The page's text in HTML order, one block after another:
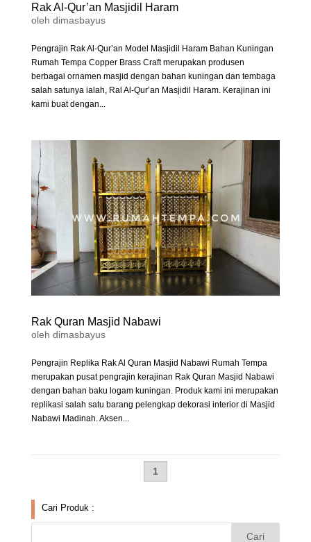
Rak Al-Qur’an Masjidil Haram
oleh dimasbayus
Pengrajin Rak Al-Qur’an Model Masjidil Haram Bahan Kuningan
Rumah Tempa Copper Brass Craft merupakan produsen
berbagai ornamen masjid dengan bahan kuningan dan tembaga
salah satunya ialah, Ral Al-Qur’an Masjidil Haram. Kerajinan ini
kami buat dengan...
Rak Quran Masjid Nabawi
oleh dimasbayus
Pengrajin Replika Rak Al Quran Masjid Nabawi Rumah Tempa
merupakan pusat pengrajin kerajinan Rak Quran Masjid Nabawi
dengan bahan baku logam kuningan. Produk kami ini merupakan
replikasi salah satu barang pelengkap dekorasi interior di Masjid
Nabawi Madinah. Aksen...
1
Cari Produk :